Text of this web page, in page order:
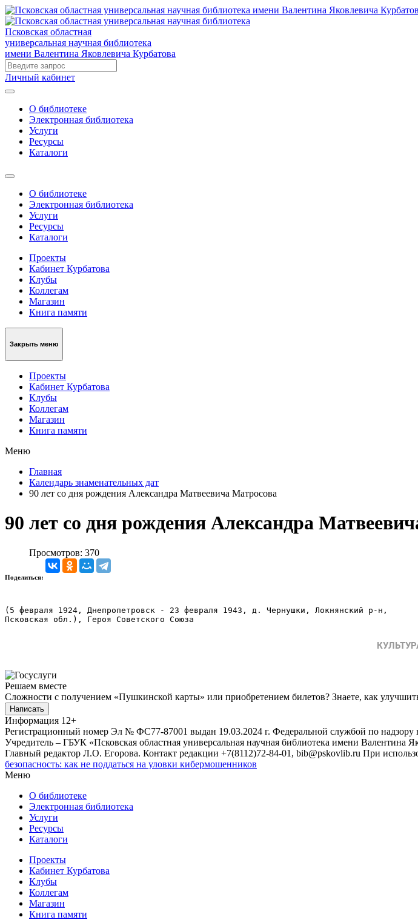
Псковская областная
универсальная научная библиотека
имени Валентина Яковлевича Курбатова
Личный кабинет
О библиотеке
Электронная библиотека
Услуги
Ресурсы
Каталоги
О библиотеке
Электронная библиотека
Услуги
Ресурсы
Каталоги
Проекты
Кабинет Курбатова
Клубы
Коллегам
Магазин
Книга памяти
Закрыть меню
Проекты
Кабинет Курбатова
Клубы
Коллегам
Магазин
Книга памяти
Меню
Главная
Календарь знаменательных дат
90 лет со дня рождения Александра Матвеевича Матросова
90 лет со дня рождения Александра
Просмотров: 370
Поделиться:
(5 февраля 1924, Днепропетровск - 23 февраля 1943, д. Чернушки, Локнянский р-н,
Псковская обл.), Героя Советского Союза
Решаем вместе
Сложности с получением «Пушкинской карты» или приобретением билетов? Знаете, как
Написать
Информация 12+
Регистрационный номер Эл № ФС77-87001 выдан 19.03.2024 г. Федеральной службой по
Учредитель – ГБУК «Псковская областная универсальная научная библиотека имени Валентина
Главный редактор Л.О. Егорова. Контакт редакции +7(8112)72-84-01, bib@pskovlib.ru При
безопасность: как не поддаться на уловки кибермошенников
Меню
О библиотеке
Электронная библиотека
Услуги
Ресурсы
Каталоги
Проекты
Кабинет Курбатова
Клубы
Коллегам
Магазин
Книга памяти